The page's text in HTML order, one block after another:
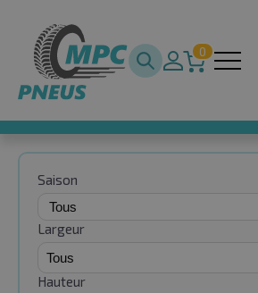
0
Saison
Largeur
Hauteur